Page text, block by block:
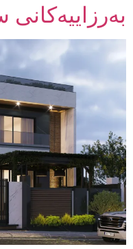
بەرزاییەکانی